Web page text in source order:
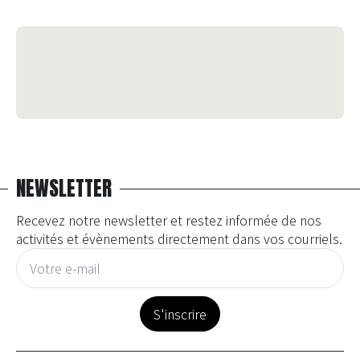
NEWSLETTER
Recevez notre newsletter et restez informée de nos
activités et évènements directement dans vos courriels.
E-
mail
*
S'inscrire